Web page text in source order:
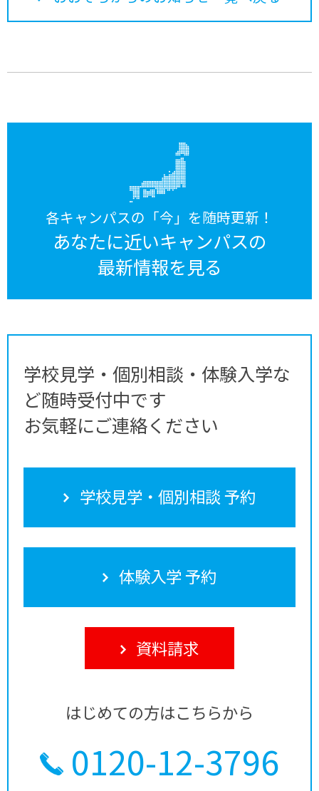
各キャンパスの「今」を随時更新！
あなたに近いキャンパスの
最新情報を見る
学校見学・個別相談・体験入学な
ど随時受付中です
お気軽にご連絡ください
学校見学・個別相談 予約
体験入学 予約
資料請求
はじめての方はこちらから
0120-12-3796